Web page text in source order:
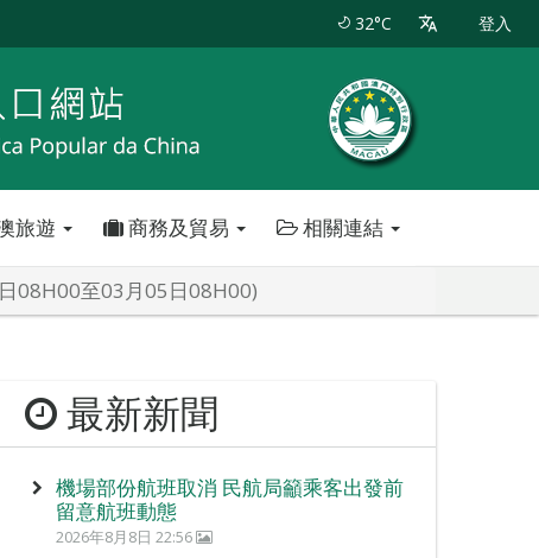
32°C 登入
旅遊 商務及貿易 相關連結
08H00至03月05日08H00)
最新新聞
機場部份航班取消 民航局籲乘客出發前
留意航班動態
2026年8月8日 22:56